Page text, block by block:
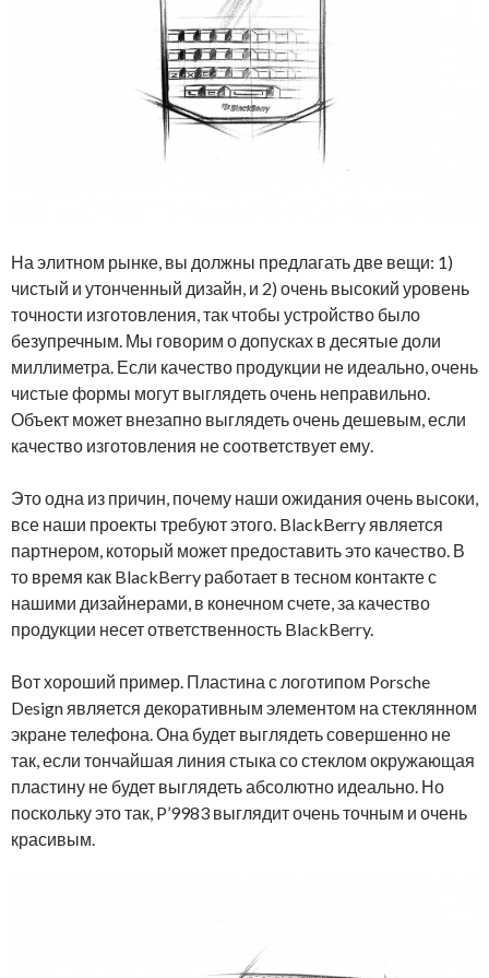
На элитном рынке, вы должны предлагать две вещи: 1)
чистый и утонченный дизайн, и 2) очень высокий уровень
точности изготовления, так чтобы устройство было
безупречным. Мы говорим о допусках в десятые доли
миллиметра. Если качество продукции не идеально, очень
чистые формы могут выглядеть очень неправильно.
Объект может внезапно выглядеть очень дешевым, если
качество изготовления не соответствует ему.
Это одна из причин, почему наши ожидания очень высоки,
все наши проекты требуют этого. BlackBerry является
партнером, который может предоставить это качество. В
то время как BlackBerry работает в тесном контакте с
нашими дизайнерами, в конечном счете, за качество
продукции несет ответственность BlackBerry.
Вот хороший пример. Пластина с логотипом Porsche
Design является декоративным элементом на стеклянном
экране телефона. Она будет выглядеть совершенно не
так, если тончайшая линия стыка со стеклом окружающая
пластину не будет выглядеть абсолютно идеально. Но
поскольку это так, P’9983 выглядит очень точным и очень
красивым.